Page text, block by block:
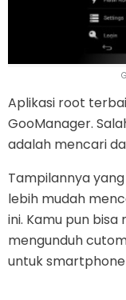
Aplikasi root
GooManager.
adalah mencari
Tampilannya
lebih mudah
ini. Kamu pun
mengunduh
untuk